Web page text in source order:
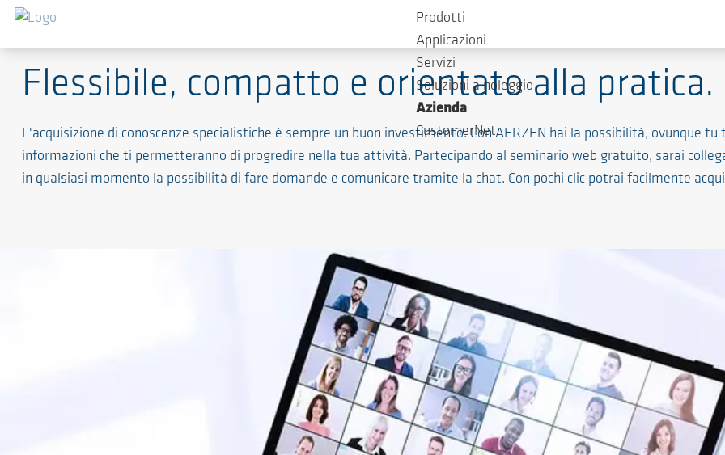
Flessibile, compatto e orientato alla pratica.
L'acquisizione di conoscenze specialistiche è sempre un buon investimento. Con AERZEN hai la possibilità, ovunque
informazioni che ti permetteranno di progredire nella tua attività. Partecipando al seminario web gratuito, sarai
in qualsiasi momento la possibilità di fare domande e comunicare tramite la chat. Con pochi clic potrai facilmente
Prodotti
Applicazioni
Servizi
Soluzioni a noleggio
Azienda
CustomerNet